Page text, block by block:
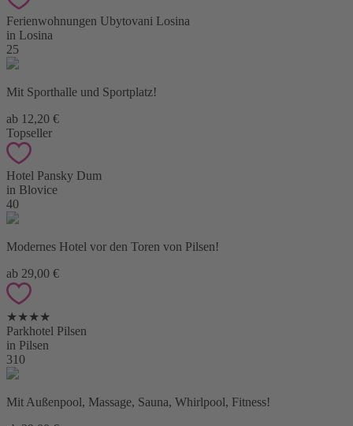
Ferienwohnungen Ubytovani Losina
in Losina
25
Mit Sporthalle und Sportplatz!
ab 12,20 €
Topseller
Hotel Pansky Dum
in Blovice
40
Modernes Hotel vor den Toren von Pilsen!
ab 29,00 €
★★★★
Parkhotel Pilsen
in Pilsen
310
Mit Außenpool, Massage, Sauna, Whirlpool, Fitness!